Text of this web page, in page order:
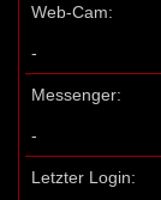
Web-Cam:
-
Messenger:
-
Letzter Login: